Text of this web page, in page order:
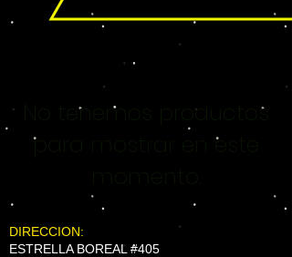
No tenemos productos
para mostrar en este
DIRECCION:
ESTRELLA BOREAL #405